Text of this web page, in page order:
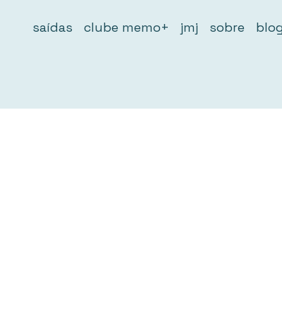
saídas clube memo+ jmj sobre blog